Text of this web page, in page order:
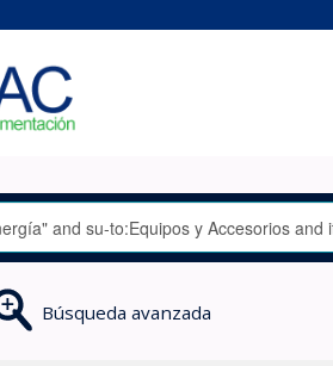
Búsqueda avanzada